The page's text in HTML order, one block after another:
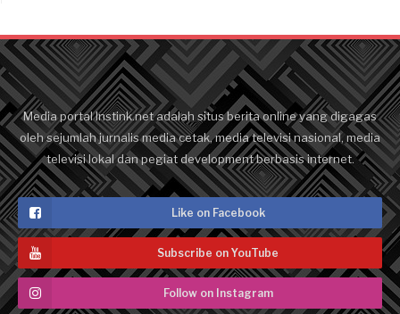
Media portal Instink.net adalah situs berita online yang digagas
oleh sejumlah jurnalis media cetak, media televisi nasional, media
televisi lokal dan pegiat development berbasis internet.
Like on Facebook
Subscribe on YouTube
Follow on Instagram